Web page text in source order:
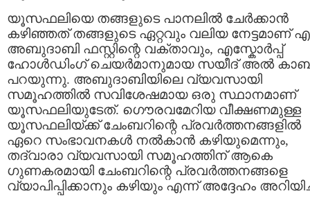
യൂസഫലിയെ തങ്ങളുടെ പാനലില്‍ ചേര്‍ക്കാന്‍
കഴിഞ്ഞത് തങ്ങളുടെ ഏറ്റവും വലിയ നേട്ടമാണ്
അബുദാബി ഫസ്റ്റിന്റെ വക്താവും, എസ്കോര്‍പ്പ്
ഹോള്‍ഡിംഗ് ചെയര്‍മാനുമായ സയീദ് അല്‍
പറയുന്നു. അബുദാബിയിലെ വ്യവസായി
സമൂഹത്തില്‍ സവിശേഷമായ ഒരു സ്ഥാനമാണ്
യൂസഫലിയുടേത്. ഗൌരവമേറിയ വീക്ഷണമുള്ള
യൂസഫലിയ്ക്ക് ചേംബറിന്റെ പ്രവര്‍ത്തനങ്ങളില്‍
ഏറെ സംഭാവനകള്‍ നല്‍കാന്‍ കഴിയുമെന്നും,
തദ്വാരാ വ്യവസായി സമൂഹത്തിന് ആകെ
ഗുണകരമായി ചേംബറിന്റെ പ്രവര്‍ത്തനങ്ങളെ
വ്യാപിപ്പിക്കാനും കഴിയും എന്ന് അദ്ദേഹം